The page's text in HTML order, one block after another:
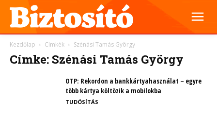
Kezdőlap Címkék Szénási Tamás György
Címke: Szénási Tamás György
OTP: Rekordon a bankkártyahasználat – egyre
több kártya költözik a mobilokba
TUDÓSÍTÁS